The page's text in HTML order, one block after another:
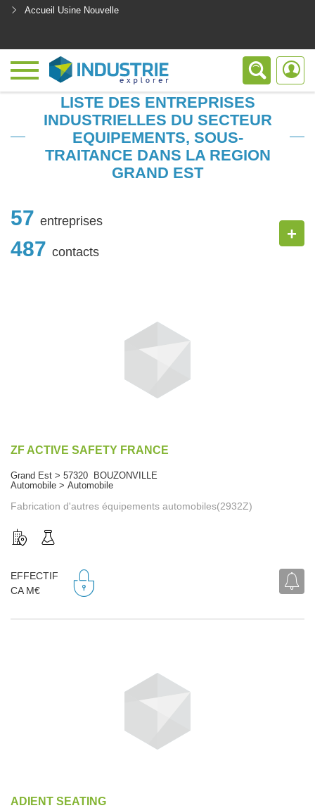
Accueil Usine Nouvelle
LISTE DES ENTREPRISES
INDUSTRIELLES DU SECTEUR
EQUIPEMENTS, SOUS-
TRAITANCE DANS LA REGION
GRAND EST
57 entreprises
487 contacts
+
ZF ACTIVE SAFETY FRANCE
Grand Est > 57320 BOUZONVILLE
Automobile > Automobile
Fabrication d'autres équipements automobiles(2932Z)
EFFECTIF
CA M€
ADIENT SEATING